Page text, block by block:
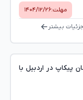
مهلت:۱۴۰۴/۱۲/۲۶
جزئیات بیشتر
پیکاپ در اردبیل با